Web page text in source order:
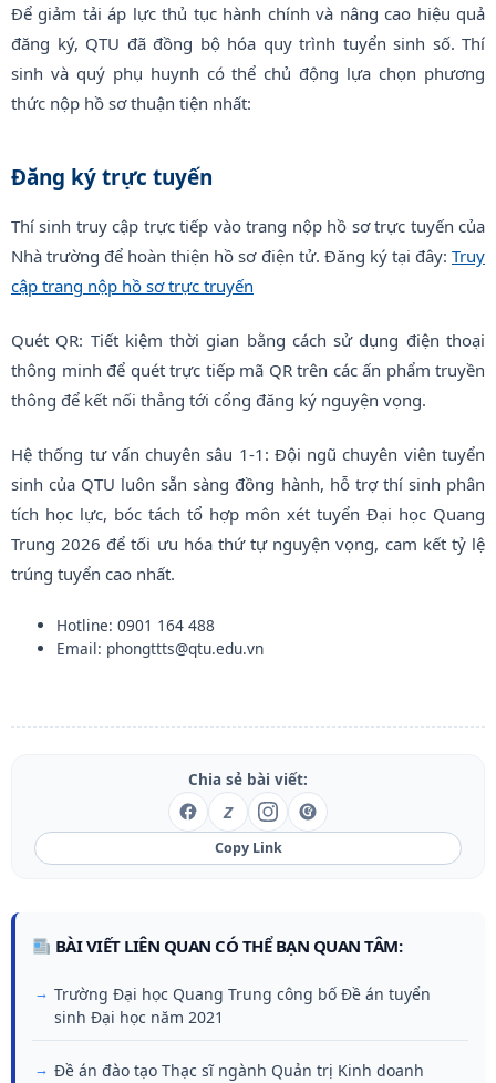
Để giảm tải áp lực thủ tục hành chính và nâng cao hiệu quả
đăng ký, QTU đã đồng bộ hóa quy trình tuyển sinh số. Thí
sinh và quý phụ huynh có thể chủ động lựa chọn phương
thức nộp hồ sơ thuận tiện nhất:
Đăng ký trực tuyến
Thí sinh truy cập trực tiếp vào trang nộp hồ sơ trực tuyến của
Nhà trường để hoàn thiện hồ sơ điện tử. Đăng ký tại đây: Truy
cập trang nộp hồ sơ trực truyến
Quét QR: Tiết kiệm thời gian bằng cách sử dụng điện thoại
thông minh để quét trực tiếp mã QR trên các ấn phẩm truyền
thông để kết nối thẳng tới cổng đăng ký nguyện vọng.
Hệ thống tư vấn chuyên sâu 1-1: Đội ngũ chuyên viên tuyển
sinh của QTU luôn sẵn sàng đồng hành, hỗ trợ thí sinh phân
tích học lực, bóc tách tổ hợp môn xét tuyển Đại học Quang
Trung 2026 để tối ưu hóa thứ tự nguyện vọng, cam kết tỷ lệ
trúng tuyển cao nhất.
Hotline: 0901 164 488
Email: phongttts@qtu.edu.vn
Chia sẻ bài viết:
Z
Copy Link
BÀI VIẾT LIÊN QUAN CÓ THỂ BẠN QUAN TÂM:
Trường Đại học Quang Trung công bố Đề án tuyển
sinh Đại học năm 2021
Đề án đào tạo Thạc sĩ ngành Quản trị Kinh doanh